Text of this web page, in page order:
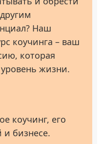
Наш
коучинга – ваш
которая
жизни.
коучинг, его
бизнесе.